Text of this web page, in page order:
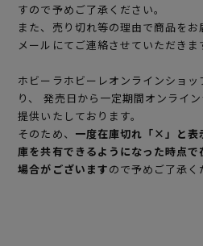
すので予めご了承ください。
また、売り切れ等の理由で商品を
メールにてご連絡させていただきま
ホビーラホビーレオンラインショ
り、 発売日から一定期間オンライ
提供いたしております。
そのため、 一度在庫切れ「×」と表
庫を共有できるようになった時点
場合がございますので予めご了承く